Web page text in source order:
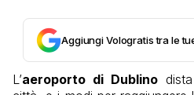
Aggiungi Vologratis tra le
L’aeroporto di Dublino